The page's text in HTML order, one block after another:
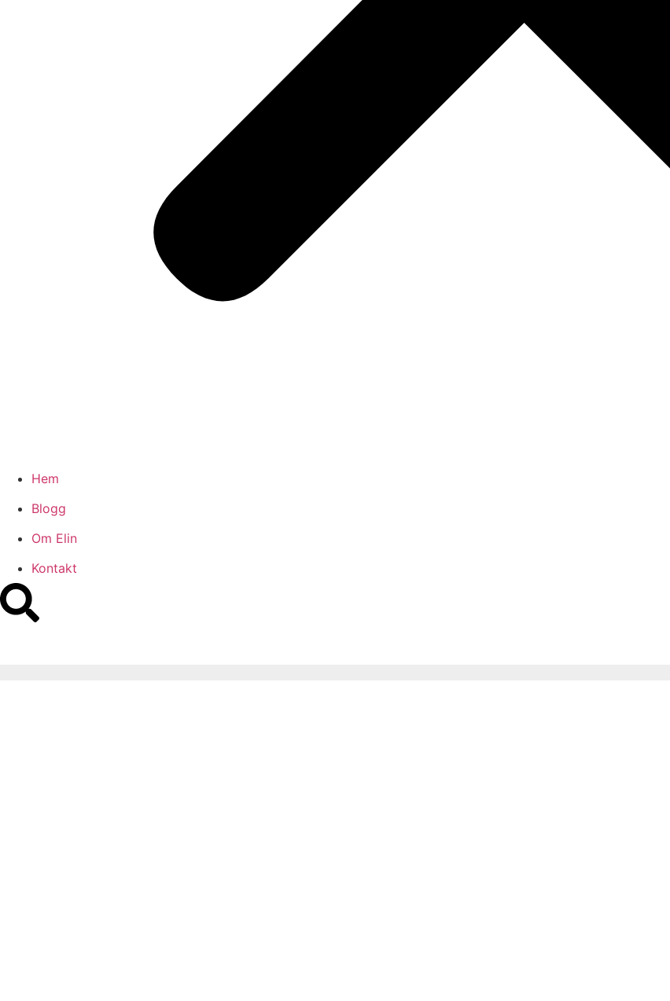
Hem
Blogg
Om Elin
Kontakt